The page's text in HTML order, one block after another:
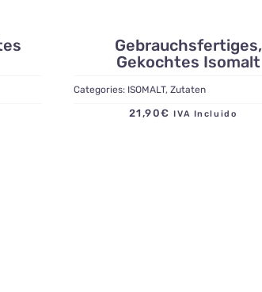
Gebrauchsfertiges,
Gekochtes Isomalt
Categories: ISOMALT, Zutaten
21,90€ IVA Incluido